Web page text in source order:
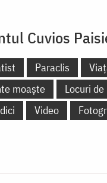
Cuvios
Paraclis
moaște
Locuri
Video